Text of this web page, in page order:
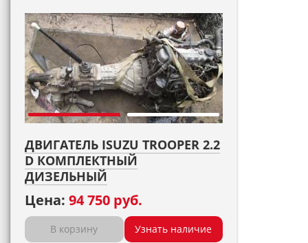
ДВИГАТЕЛЬ ISUZU TROOPER 2.2
D КОМПЛЕКТНЫЙ
ДИЗЕЛЬНЫЙ
Цена: 94 750 руб.
В корзину Узнать наличие